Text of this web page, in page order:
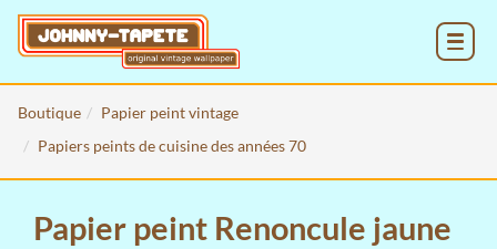
Boutique
Papier peint vintage
Papiers peints de cuisine des années 70
Papier peint Renoncule jaune